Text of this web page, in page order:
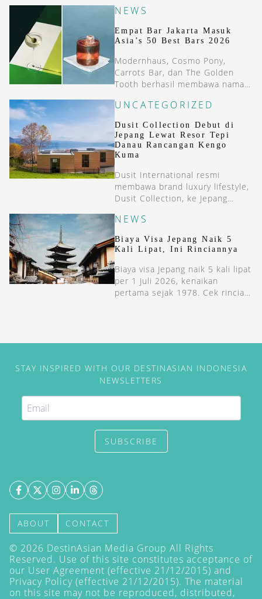
Zealand.
NEWS
Empat Bar Jakarta Masuk
Asia’s 50 Best Bars 2026
Modernhaus, Cosmo Pony,
Carrots Bar, dan The Golden
Tooth berhasil membawa nama
Asia&#8217;s 50 Best Bars
UNCATEGORIZED
Dusit Collection Debut di
Jepang Lewat Resor Tepi
Danau Rancangan Kengo
Kuma
Dusit International resmi
membawa brand luxury lifestyle,
Dusit Collection, ke Jepang
Toya, Dusit Collection di
NEWS
Biaya Visa Jepang Naik 5
Kali Lipat, Ini Rinciannya
Biaya visa Jepang naik 5 kali lipat
per 1 Juli 2026, kenaikan
pertama sejak 1978. Cek rincian
STAY INSPIRED WITH OUR DESTINASIAN INDONESIA
NEWSLETTERS
SUBSCRIBE
ABOUT CONTACT
© 2026 DestinAsian Media Group All Rights
Reserved. Use of this site constitutes acceptance of
our User Agreement (effective 21/12/2015) and
Privacy Policy (effective 21/12/2015). The material
on this site may not be reproduced, distributed,